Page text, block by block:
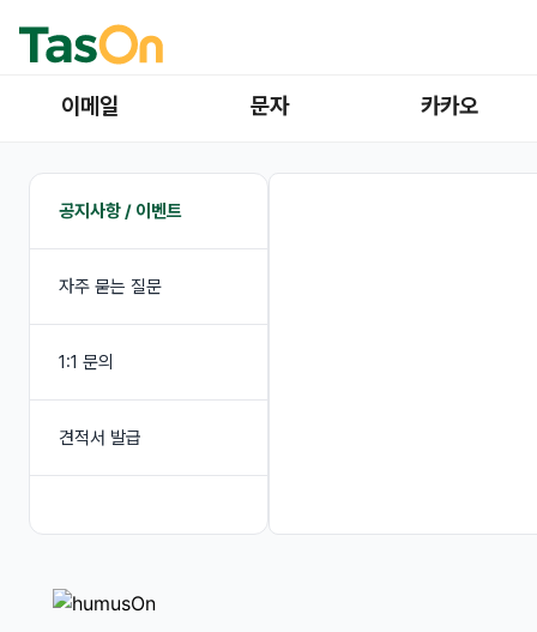
이메일 문자 카카오
공지사항 / 이벤트
자주 묻는 질문
1:1 문의
견적서 발급